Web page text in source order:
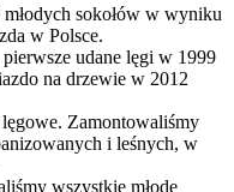
sokołów w wyniku
w Polsce.
udane lęgi w 1999
na drzewie w 2012
Zamontowaliśmy
i leśnych, w
wszystkie młode